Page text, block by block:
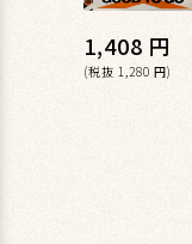
通
常
1,408 円
(税抜 1,280 円)